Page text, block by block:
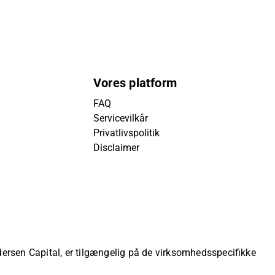
Vores platform
FAQ
Servicevilkår
Privatlivspolitik
Disclaimer
Capital, er tilgængelig på de virksomhedsspecifikke